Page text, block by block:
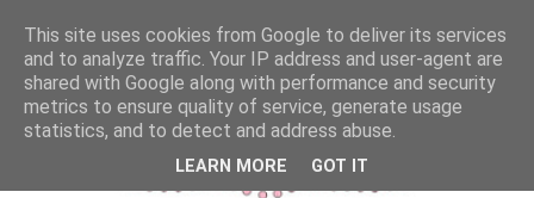
This site uses cookies from Google to deliver its services
and to analyze traffic. Your IP address and user-agent are
shared with Google along with performance and security
metrics to ensure quality of service, generate usage
statistics, and to detect and address abuse.
LEARN MORE GOT IT